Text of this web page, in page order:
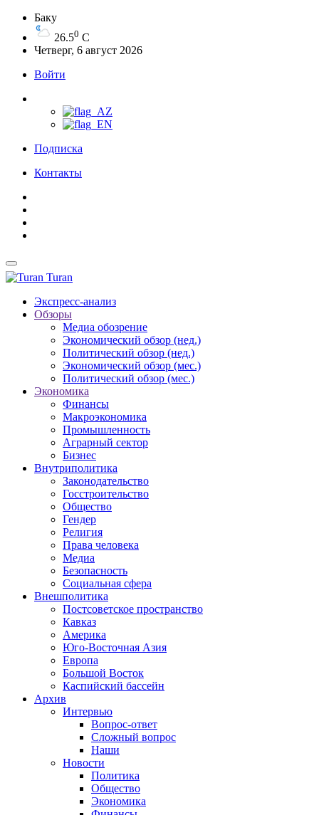
Баку
26.50 C
Четверг, 6 август 2026
Войти
Подписка
Контакты
Turan
Экспресс-анализ
Обзоры
Медиа обозрение
Экономический обзор (нед.)
Политический обзор (нед.)
Экономический обзор (мес.)
Политический обзор (мес.)
Экономика
Финансы
Макроэкономика
Промышленность
Аграрный сектор
Бизнес
Внутриполитика
Законодательство
Госстроительство
Общество
Гендер
Религия
Права человека
Медиа
Безопасность
Социальная сфера
Внешполитика
Постсоветское пространство
Кавказ
Америка
Юго-Восточная Азия
Европа
Большой Восток
Каспийский бассейн
Архив
Интервью
Вопрос-ответ
Сложный вопрос
Наши
Новости
Политика
Общество
Экономика